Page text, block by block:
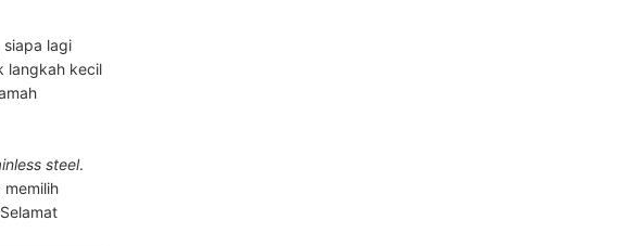
lagi
langkah kecil
steel.